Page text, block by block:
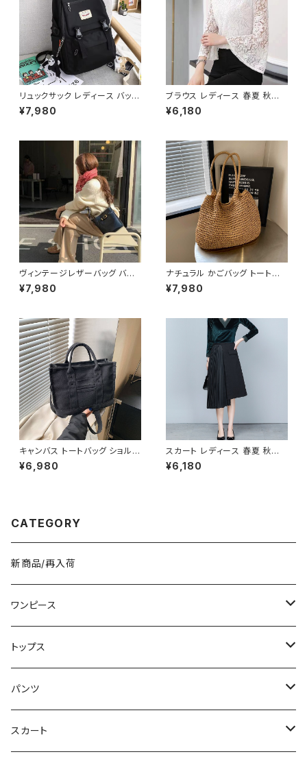
リュックサック レディース バック
パック 通学バッグ カジュアルリ
ュック 大容量 高校生 中学生 韓
¥7,980
ブラウス レディース 春夏 秋冬
春 夏 秋 冬 白 シャツ トップス
フレアスリーブ チョーカー風 ラ
ホワイト ベージュ ダークグリー
ン コーヒー 韓国 ゆったり シー
スルー チョーカーネック ブラウ
スシャツ 体型カバー 二の腕カバ
ー シンプル シャツブラウス オフ
ィス カジュアル OL 上品 大人 1
0代 20代 30代 40代 C-TSS
0052
¥6,180
ヴィンテージレザーバッグ バケ
ツ型ショルダーバッグ レディース
ショルダー バッグ ショルダーバ
人気アイテム 秋冬 春コーデ K-
B0209
¥7,980
ナチュラル かごバッグ トートバッ
グ ショルダーバッグ レディース
バッグ 軽量 編み 大容量 夏 韓
春夏 おしゃれ 人気 2色展開 K-
¥7,980
キャンバス トートバッグ ショルダ
ーバッグ ミニバッグ レディース
ワンタイプ ブラック グレー ブラ
ーデ おしゃれ 人気 5色展開 K-
¥6,980
スカート レディース 春夏 秋冬
春 夏 秋 冬 黒 プリーツスカート
ミディアム丈 プリーツ アシンメ
30代 40代 C-SAW0020
¥6,180
CATEGORY
新商品/再入荷
ワンピース
ミニ/ショート
ミディアム/ミモレ
ロング/マキシ
トップス
Tシャツ/カットソー
タンクトップ/キャミソール
パンツ
ショート丈
スカート